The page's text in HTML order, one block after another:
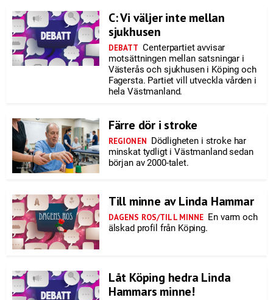
C: Vi väljer inte mellan
sjukhusen
DEBATT Centerpartiet avvisar
motsättningen mellan satsningar i
Västerås och sjukhusen i Köping och
Fagersta. Partiet vill utveckla vården i
hela Västmanland.
Färre dör i stroke
REGIONEN Dödligheten i stroke har
minskat tydligt i Västmanland sedan
början av 2000-talet.
Till minne av Linda Hammar
DAGENS ROS/TILL MINNE En varm och
älskad profil från Köping.
Låt Köping hedra Linda
Hammars minne!